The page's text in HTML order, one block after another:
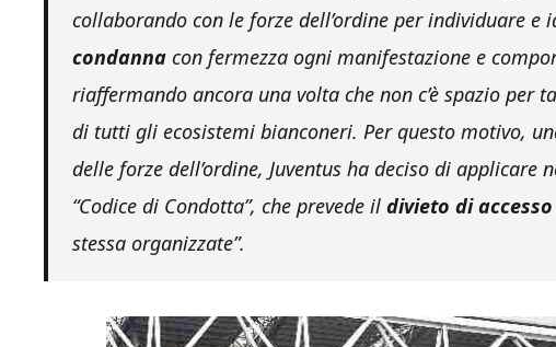
collaborando con le forze dell’ordine per individuare
condanna con fermezza ogni manifestazione e
riaffermando ancora una volta che non c’è spazio per
di tutti gli ecosistemi bianconeri. Per questo motivo,
delle forze dell’ordine, Juventus ha deciso di
“Codice di Condotta”, che prevede il divieto di
stessa organizzate”.